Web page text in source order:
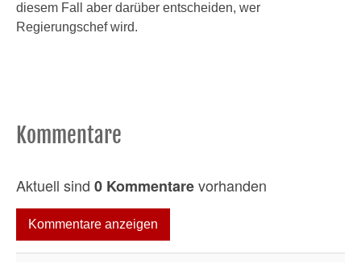
diesem Fall aber darüber entscheiden, wer
Regierungschef wird.
Kommentare
Aktuell sind 0 Kommentarevorhanden
Kommentare anzeigen